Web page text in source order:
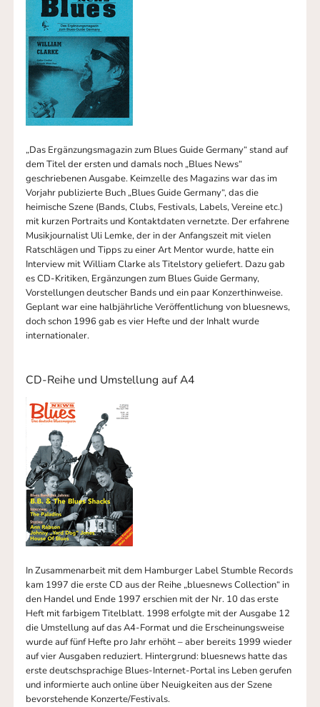
„Das Ergänzungsmagazin zum Blues Guide Germany“ stand auf
dem Titel der ersten und damals noch „Blues News“
geschriebenen Ausgabe. Keimzelle des Magazins war das im
Vorjahr publizierte Buch „Blues Guide Germany“, das die
heimische Szene (Bands, Clubs, Festivals, Labels, Vereine etc.)
mit kurzen Portraits und Kontaktdaten vernetzte. Der erfahrene
Musikjournalist Uli Lemke, der in der Anfangszeit mit vielen
Ratschlägen und Tipps zu einer Art Mentor wurde, hatte ein
Interview mit William Clarke als Titelstory geliefert. Dazu gab
es CD-Kritiken, Ergänzungen zum Blues Guide Germany,
Vorstellungen deutscher Bands und ein paar Konzerthinweise.
Geplant war eine halbjährliche Veröffentlichung von bluesnews,
doch schon 1996 gab es vier Hefte und der Inhalt wurde
internationaler.
CD-Reihe und Umstellung auf A4
In Zusammenarbeit mit dem Hamburger Label Stumble Records
kam 1997 die erste CD aus der Reihe „bluesnews Collection“ in
den Handel und Ende 1997 erschien mit der Nr. 10 das erste
Heft mit farbigem Titelblatt. 1998 erfolgte mit der Ausgabe 12
die Umstellung auf das A4-Format und die Erscheinungsweise
wurde auf fünf Hefte pro Jahr erhöht – aber bereits 1999 wieder
auf vier Ausgaben reduziert. Hintergrund: bluesnews hatte das
erste deutschsprachige Blues-Internet-Portal ins Leben gerufen
und informierte auch online über Neuigkeiten aus der Szene
bevorstehende Konzerte/Festivals.